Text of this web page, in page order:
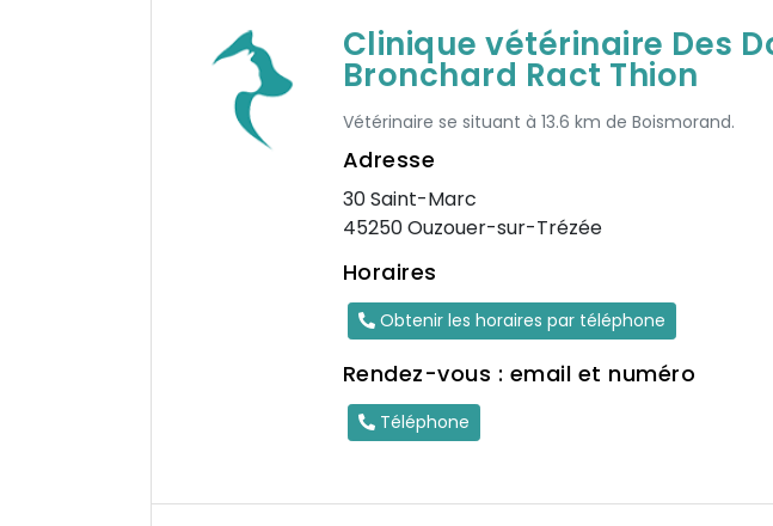
Clinique vétérinaire Des
Bronchard Ract Thion
Vétérinaire se situant à 13.6 km de Boismorand.
Adresse
30 Saint-Marc
45250 Ouzouer-sur-Trézée
Horaires
Obtenir les horaires par téléphone
Rendez-vous : email et numéro
Téléphone